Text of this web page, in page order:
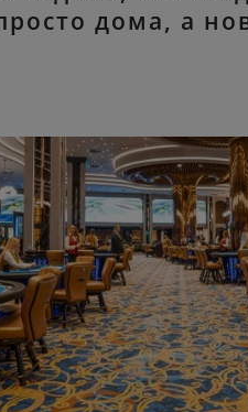
дома, а